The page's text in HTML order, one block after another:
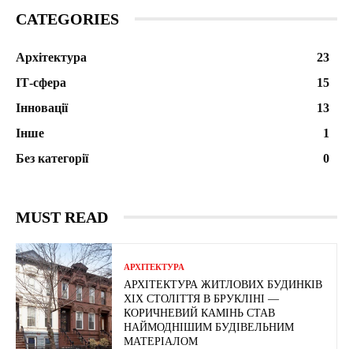
CATEGORIES
Архітектура
23
ІТ-сфера
15
Інновації
13
Інше
1
Без категорії
0
MUST READ
АРХІТЕКТУРА
АРХІТЕКТУРА ЖИТЛОВИХ БУДИНКІВ
ХІХ СТОЛІТТЯ В БРУКЛІНІ —
КОРИЧНЕВИЙ КАМІНЬ СТАВ
НАЙМОДНІШИМ БУДІВЕЛЬНИМ
МАТЕРІАЛОМ